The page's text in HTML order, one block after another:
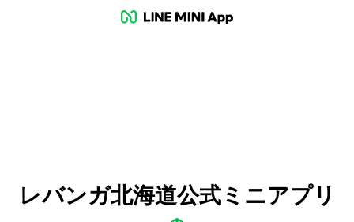
レバンガ北海道公式ミニアプリ